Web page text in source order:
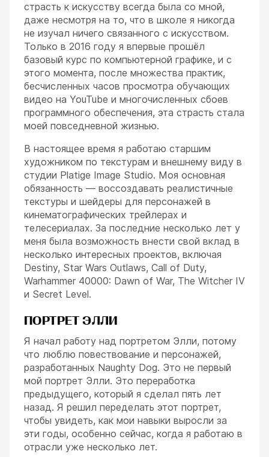
страсть к искусству всегда была со мной,
даже несмотря на то, что в школе я никогда
не изучал ничего связанного с искусством.
Только в 2016 году я впервые прошёл
базовый курс по компьютерной графике, и с
этого момента, после множества практик,
бесчисленных часов просмотра обучающих
видео на YouTube и многочисленных сбоев
программного обеспечения, эта страсть стала
моей повседневной жизнью.
В настоящее время я работаю старшим
художником по текстурам и внешнему виду в
студии Platige Image Studio. Моя основная
обязанность — воссоздавать реалистичные
текстуры и шейдеры для персонажей в
кинематографических трейлерах и
телесериалах. За последние несколько лет у
меня была возможность внести свой вклад в
несколько интересных проектов, включая
Destiny, Star Wars Outlaws, Call of Duty,
Warhammer 40000: Dawn of War, The Witcher IV
и Secret Level.
ПОРТРЕТ ЭЛЛИ
Я начал работу над портретом Элли, потому
что люблю повествование и персонажей,
разработанных Naughty Dog. Это не первый
мой портрет Элли. Это переработка
предыдущего, который я сделал пять лет
назад. Я решил переделать этот портрет,
чтобы увидеть, как мои навыки выросли за
эти годы, особенно сейчас, когда я работаю в
отрасли уже несколько лет.